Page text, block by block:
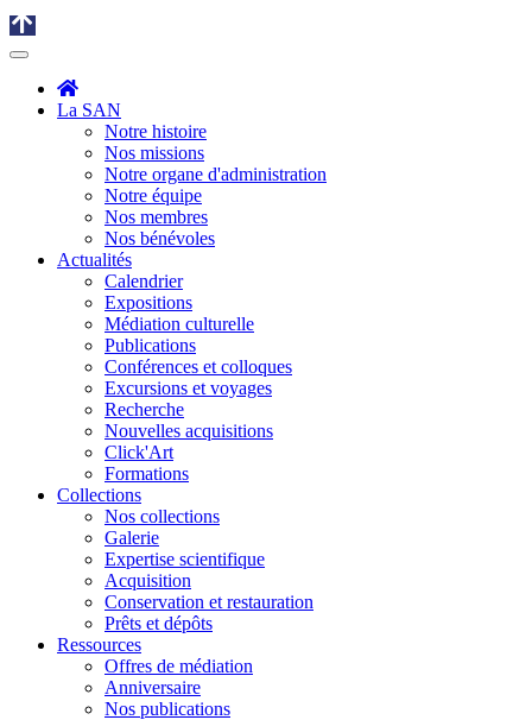
La SAN
Notre histoire
Nos missions
Notre organe d'administration
Notre équipe
Nos membres
Nos bénévoles
Actualités
Calendrier
Expositions
Médiation culturelle
Publications
Conférences et colloques
Excursions et voyages
Recherche
Nouvelles acquisitions
Click'Art
Formations
Collections
Nos collections
Galerie
Expertise scientifique
Acquisition
Conservation et restauration
Prêts et dépôts
Ressources
Offres de médiation
Anniversaire
Nos publications